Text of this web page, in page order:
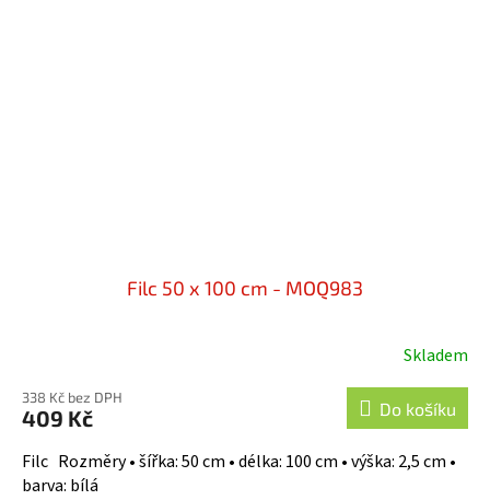
Filc 50 x 100 cm - MOQ983
Skladem
338 Kč bez DPH
409 Kč Do košíku
Filc Rozměry • šířka: 50 cm • délka: 100 cm • výška: 2,5 cm •
barva: bílá